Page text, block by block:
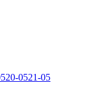
20-0521-05